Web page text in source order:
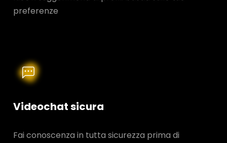
preferenze
Videochat sicura
Fai conoscenza in tutta sicurezza prima di